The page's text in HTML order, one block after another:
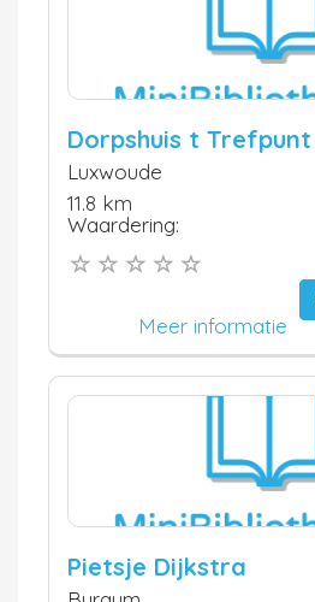
Dorpshuis t Trefpunt
Luxwoude
11.8 km
Waardering:
Meer informatie
Pietsje Dijkstra